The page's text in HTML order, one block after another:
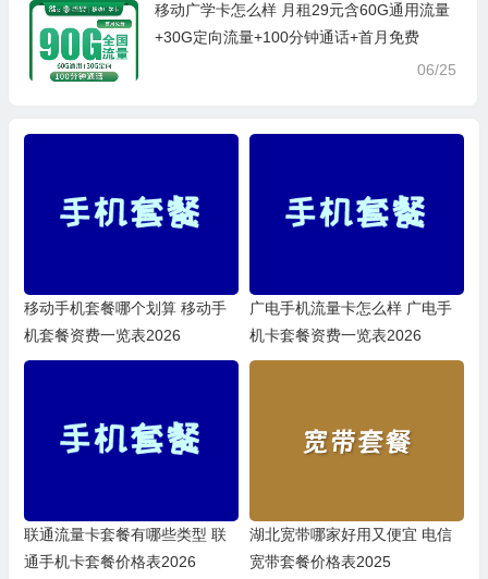
移动广学卡怎么样 月租29元含60G通用流量
+30G定向流量+100分钟通话+首月免费
06/25
移动手机套餐哪个划算 移动手
机套餐资费一览表2026
广电手机流量卡怎么样 广电手
机卡套餐资费一览表2026
联通流量卡套餐有哪些类型 联
通手机卡套餐价格表2026
湖北宽带哪家好用又便宜 电信
宽带套餐价格表2025